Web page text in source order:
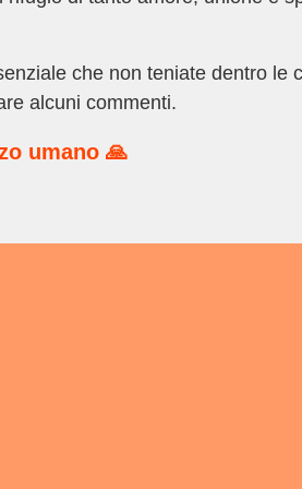
che non teniate dentro le
alcuni commenti.
umano 🙏